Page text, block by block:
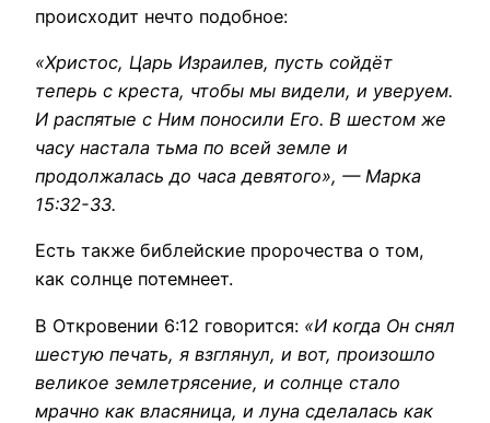
происходит нечто подобное:
«Христос, Царь Израилев, пусть сойдёт
теперь с креста, чтобы мы видели, и уверуем.
И распятые с Ним поносили Его. В шестом же
часу настала тьма по всей земле и
продолжалась до часа девятого», — Марка
15:32-33.
Есть также библейские пророчества о том,
как солнце потемнеет.
В Откровении 6:12 говорится: «И когда Он снял
шестую печать, я взглянул, и вот, произошло
великое землетрясение, и солнце стало
мрачно как власяница, и луна сделалась как